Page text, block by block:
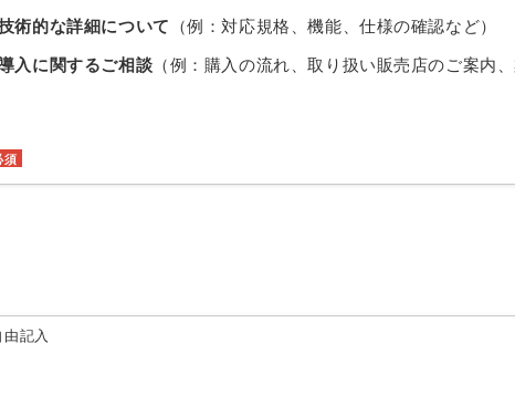
術的な詳細について （例：対応規格、機能、仕様の確認など）
入に関するご相談 （例：購入の流れ、取り扱い販売店のご案内
須
記入